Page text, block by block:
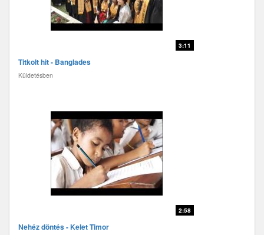
3:11
Titkolt hit - Banglades
Küldetésben
2:58
Nehéz döntés - Kelet Timor